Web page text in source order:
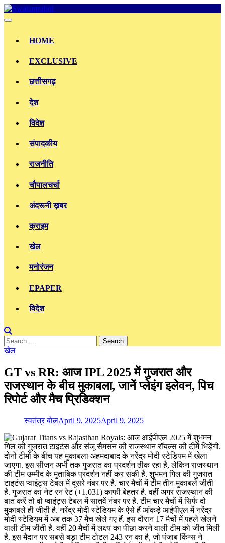
Skip
to
HOME
EXCLUSIVE
छत्तीसगढ़
देश
विदेश
संपादकीय
राजनीति
चौपालचर्चा
अंदरूनी ख़बर
क्राइम
खेल
मनोरंजन
EPAPER
विदेश
Search
for:
खेल
GT vs RR: आज IPL 2025 में गुजरात और
राजस्थान के बीच मुकाबला, जानें प्लेइंग इलेवन, पिच
रिपोर्ट और मैच प्रिडिक्शन
स्वतंत्र बोलApril 9, 2025April 9, 2025